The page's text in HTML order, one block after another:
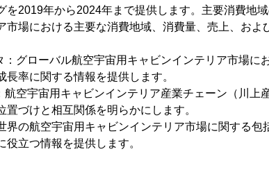
を2019年から2024年まで提供します。主要消費地
市場における主要な消費地域、消費量、売上、およ
：グローバル航空宇宙用キャビンインテリア市場に
率に関する情報を提供します。
空宇宙用キャビンインテリア産業チェーン（川上
置づけと相互関係を明らかにします。
界の航空宇宙用キャビンインテリア市場に関する包
立つ情報を提供します。